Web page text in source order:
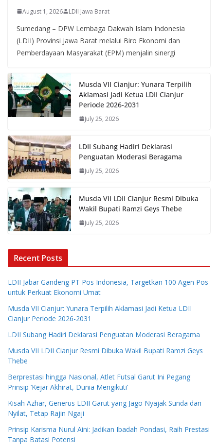
August 1, 2026 LDII Jawa Barat
Sumedang – DPW Lembaga Dakwah Islam Indonesia
(LDII) Provinsi Jawa Barat melalui Biro Ekonomi dan
Pemberdayaan Masyarakat (EPM) menjalin sinergi
Musda VII Cianjur: Yunara Terpilih
Aklamasi Jadi Ketua LDII Cianjur
Periode 2026-2031
July 25, 2026
LDII Subang Hadiri Deklarasi
Penguatan Moderasi Beragama
July 25, 2026
Musda VII LDII Cianjur Resmi Dibuka
Wakil Bupati Ramzi Geys Thebe
July 25, 2026
Recent Posts
LDII Jabar Gandeng PT Pos Indonesia, Targetkan 100 Agen Pos
untuk Perkuat Ekonomi Umat
Musda VII Cianjur: Yunara Terpilih Aklamasi Jadi Ketua LDII
Cianjur Periode 2026-2031
LDII Subang Hadiri Deklarasi Penguatan Moderasi Beragama
Musda VII LDII Cianjur Resmi Dibuka Wakil Bupati Ramzi Geys
Thebe
Berprestasi hingga Nasional, Atlet Futsal Garut Ini Pegang
Prinsip ‘Kejar Akhirat, Dunia Mengikuti’
Kisah Azhar, Generus LDII Garut yang Jago Nyajak Sunda dan
Nyilat, Tetap Rajin Ngaji
Prinsip Karisma Nurul Aini: Jadikan Ibadah Pondasi, Raih Prestasi
Tanpa Batasi Potensi